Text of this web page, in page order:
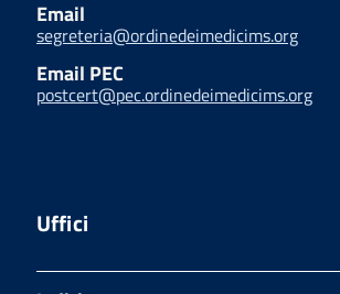
Email
segreteria@ordinedeimedicims.org
Email PEC
postcert@pec.ordinedeimedicims.org
Uffici